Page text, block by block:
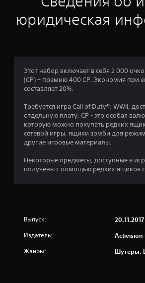
юридическая
Этот набор включает в себя 2 000
(CP) + премию 400 CP. Экономия при
составляет 20%.
Требуется игра Call of Duty®: WWII,
отдельную плату. CP - это особая
которую можно покупать редких
сетевой игры, ящики зомби для
другие игровые материалы.
Некоторые предметы, доступные в
получены с помощью редких ящиков
Выпуск: 20.11.2017
Издатель: Activision
Жанры: Шутеры,